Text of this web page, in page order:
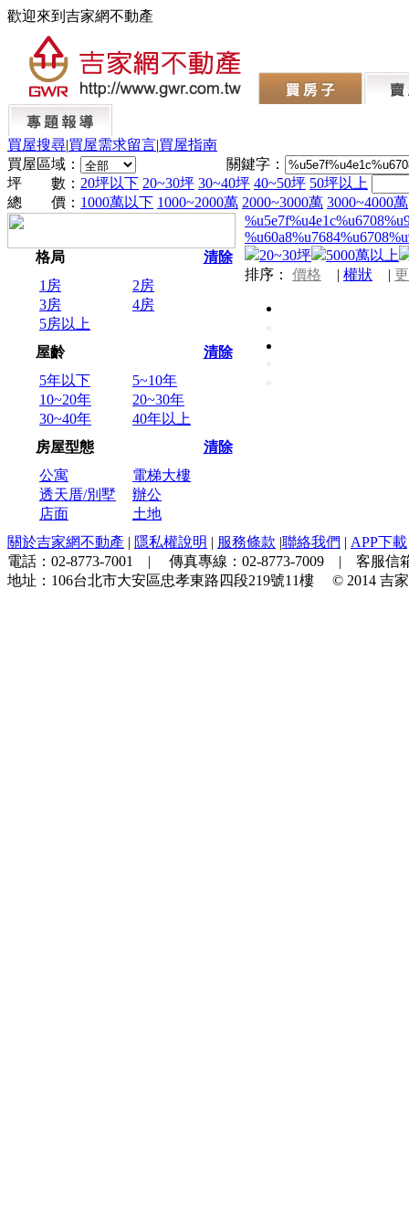
歡迎來到吉家網不動產
買屋搜尋|買屋需求留言|買屋指南
買屋區域：
關鍵字：
坪 數： 20坪以下 20~30坪 30~40坪 40~50坪 50坪以上
總 價： 1000萬以下 1000~2000萬 2000~3000萬 3000~4000萬
格局
清除
1房
2房
3房
4房
5房以上
屋齡
清除
5年以下
5~10年
10~20年
20~30年
30~40年
40年以上
房屋型態
清除
公寓
電梯大樓
透天厝/別墅
辦公
店面
土地
20~30坪
5000萬以上
排序： 價格 | 權狀 |
關於吉家網不動產 | 隱私權說明 | 服務條款 |聯絡我們 | APP下載
電話： 02-8773-7001 | 傳真專線： 02-8773-7009 | 客服信
地址： 106台北市大安區忠孝東路四段219號11樓 © 2014 吉